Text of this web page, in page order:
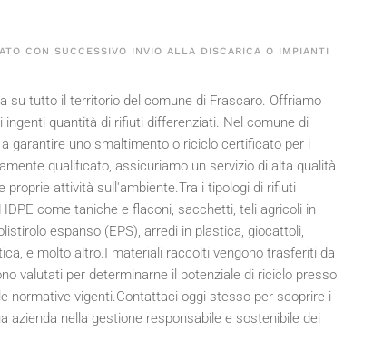
CON SUCCESSIVO INVIO ALLA DISCARICA O IMPIANTI
su tutto il territorio del comune di Frascaro. Offriamo
quantità di rifiuti differenziati. Nel comune di
garantire uno smaltimento o riciclo certificato per i
qualificato, assicuriamo un servizio di alta qualità
proprie attività sull'ambiente.Tra i tipologi di rifiuti
come taniche e flaconi, sacchetti, teli agricoli in
espanso (EPS), arredi in plastica, giocattoli,
e molto altro.I materiali raccolti vengono trasferiti da
valutati per determinarne il potenziale di riciclo presso
normative vigenti.Contattaci oggi stesso per scoprire i
nella gestione responsabile e sostenibile dei